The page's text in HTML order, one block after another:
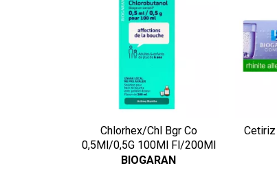
Chlorhex/Chl Bgr Co
0,5Ml/0,5G 100Ml Fl/200Ml
BIOGARAN
Cetiriz